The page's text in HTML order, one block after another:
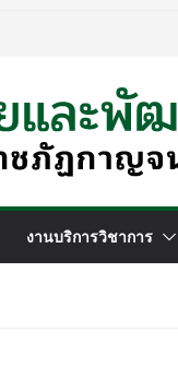
งานบริการวิชาการ